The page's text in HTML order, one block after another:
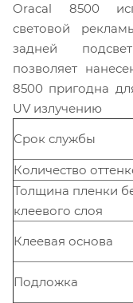
Oracal 8500
световой
задней
позволяет
8500 пригодна
UV излучению
Срок службы
Количество
Толщина пленки
клеевого слоя
Клеевая основа
Подложка